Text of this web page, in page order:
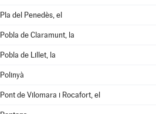
Pla del Penedès, el
Pobla de Claramunt, la
Pobla de Lillet, la
Polinyà
Pont de Vilomara i Rocafort, el